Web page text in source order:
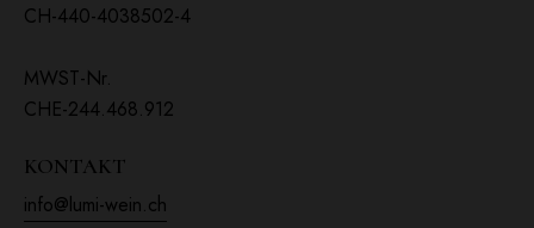
CH-440-4038502-4
MWST-Nr.
CHE-244.468.912
KONTAKT
info@lumi-wein.ch